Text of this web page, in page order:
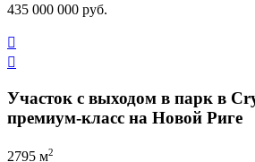
435 000 000 руб.


Участок с выходом в парк в
премиум-класс на Новой Риге
2795 м2